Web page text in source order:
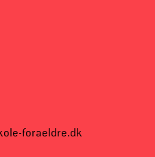
foraeldre.dk